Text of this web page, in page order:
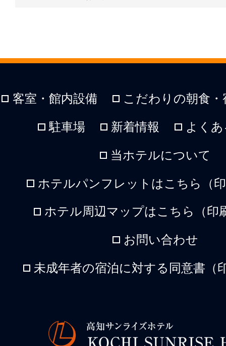
客室・館内設備 こだわりの朝食
駐車場 新着情報 よく
当ホテルについて
ホテルパンフレットはこちら（
ホテル周辺マップはこちら（印
お問い合わせ
未成年者の宿泊に対する同意書（